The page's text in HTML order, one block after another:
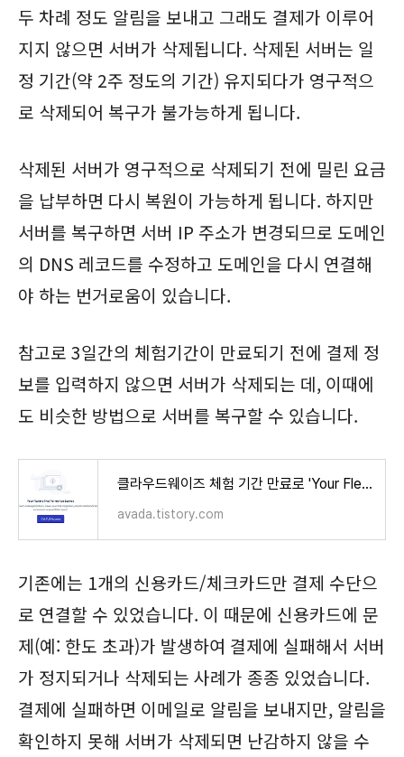
두 차례 정도 알림을 보내고 그래도 결제가 이루어
지지 않으면 서버가 삭제됩니다. 삭제된 서버는 일
정 기간(약 2주 정도의 기간) 유지되다가 영구적으
로 삭제되어 복구가 불가능하게 됩니다.
삭제된 서버가 영구적으로 삭제되기 전에 밀린 요금
을 납부하면 다시 복원이 가능하게 됩니다. 하지만
서버를 복구하면 서버 IP 주소가 변경되므로 도메인
의 DNS 레코드를 수정하고 도메인을 다시 연결해
야 하는 번거로움이 있습니다.
참고로 3일간의 체험기간이 만료되기 전에 결제 정
보를 입력하지 않으면 서버가 삭제되는 데, 이때에
도 비슷한 방법으로 서버를 복구할 수 있습니다.
클라우드웨이즈 체험 기간 만료로 'Your Flexible Trial Period has Expired' 오류가 발생하는 경우
avada.tistory.com
기존에는 1개의 신용카드/체크카드만 결제 수단으
로 연결할 수 있었습니다. 이 때문에 신용카드에 문
제(예: 한도 초과)가 발생하여 결제에 실패해서 서버
가 정지되거나 삭제되는 사례가 종종 있었습니다.
결제에 실패하면 이메일로 알림을 보내지만, 알림을
확인하지 못해 서버가 삭제되면 난감하지 않을 수